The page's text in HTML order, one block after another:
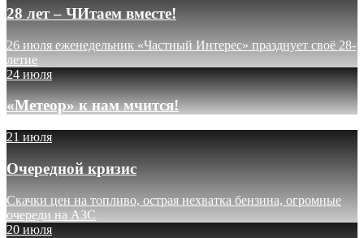
28 лет – ЧИтаем вместе!
26 июля еженедельник «Частный Интерес» празднует своё 28-
летие
24 июля
«Метеор» к нам мчится!
21 июля
Очередной кризис
Скачки цен на топливо, острая нехватка бензина, огромные
очереди на АЗС
20 июля